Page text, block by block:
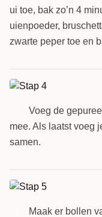
ui toe, bak zo’n 4
uienpoeder,
zwarte peper toe en
Voeg de
mee. Als laatst voeg
samen.
Maak er bollen